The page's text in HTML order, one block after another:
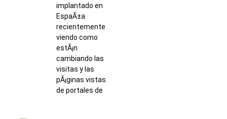
implantado en
EspaÃ±a
recientemente
viendo como
estÃ¡n
cambiando las
visitas y las
pÃ¡ginas vistas
de portales de